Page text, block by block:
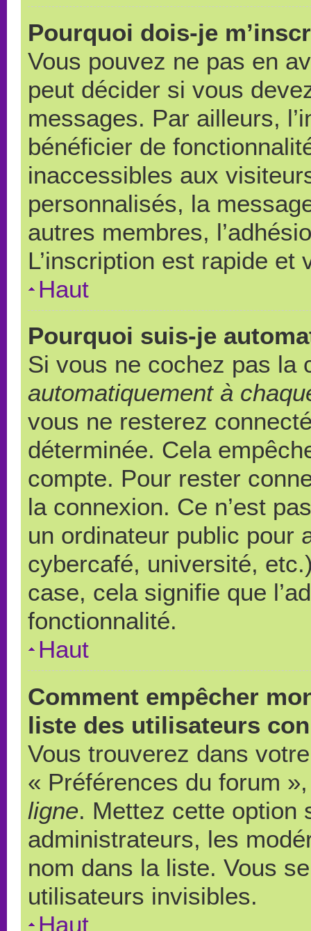
Pourquoi dois-je
Vous pouvez ne pas en
peut décider si vous
messages. Par ailleurs,
bénéficier de
inaccessibles aux
personnalisés, la
autres membres,
L’inscription est rapide et
Haut
Pourquoi suis-je
Si vous ne cochez pas la
automatiquement à
vous ne resterez
déterminée. Cela
compte. Pour rester
la connexion. Ce n’est
un ordinateur public pour
cybercafé, université,
case, cela signifie que
fonctionnalité.
Haut
Comment empêcher
liste des utilisateurs
Vous trouverez dans
« Préférences du forum
ligne. Mettez cette option
administrateurs, les
nom dans la liste. Vous
utilisateurs invisibles.
Haut